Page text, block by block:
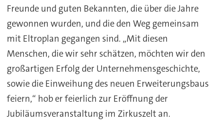
Freunde und guten Bekannten, die über die Jahre
gewonnen wurden, und die den Weg gemeinsam
mit Eltroplan gegangen sind. „Mit diesen
Menschen, die wir sehr schätzen, möchten wir den
großartigen Erfolg der Unternehmensgeschichte,
sowie die Einweihung des neuen Erweiterungsbaus
feiern,“ hob er feierlich zur Eröffnung der
Jubiläumsveranstaltung im Zirkuszelt an.